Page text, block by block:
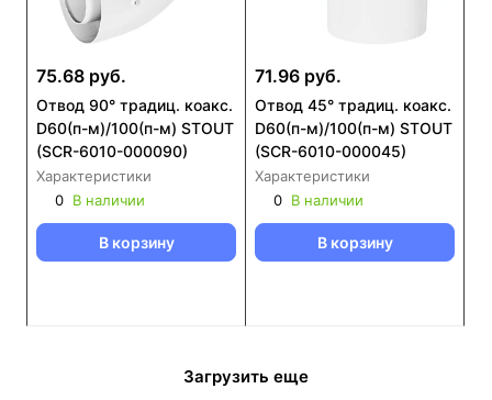
75.68 руб.
Отвод 90° традиц. коакс.
D60(п-м)/100(п-м) STOUT
(SCR-6010-000090)
Характеристики
0 В наличии
В корзину
71.96 руб.
Отвод 45° традиц. коакс.
D60(п-м)/100(п-м) STOUT
(SCR-6010-000045)
Характеристики
0 В наличии
В корзину
Загрузить еще